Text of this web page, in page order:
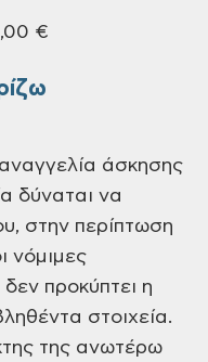
€
άσκησης
δύναται να
στην περίπτωση
νόμιμες
προκύπτει η
στοιχεία.
της ανωτέρω